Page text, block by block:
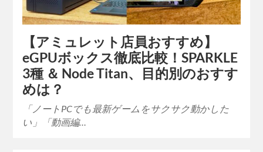
【アミュレット店員おすすめ】
eGPUボックス徹底比較！SPARKLE
3種 ＆ Node Titan、目的別のおすす
めは？
「ノートPCでも最新ゲームをサクサク動かした
い」「動画編…